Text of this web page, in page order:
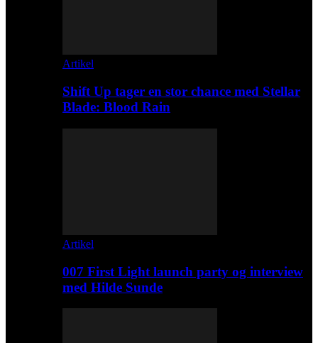
Artikel
Shift Up tager en stor chance med Stellar
Blade: Blood Rain
Artikel
007 First Light launch party og interview
med Hilde Sunde